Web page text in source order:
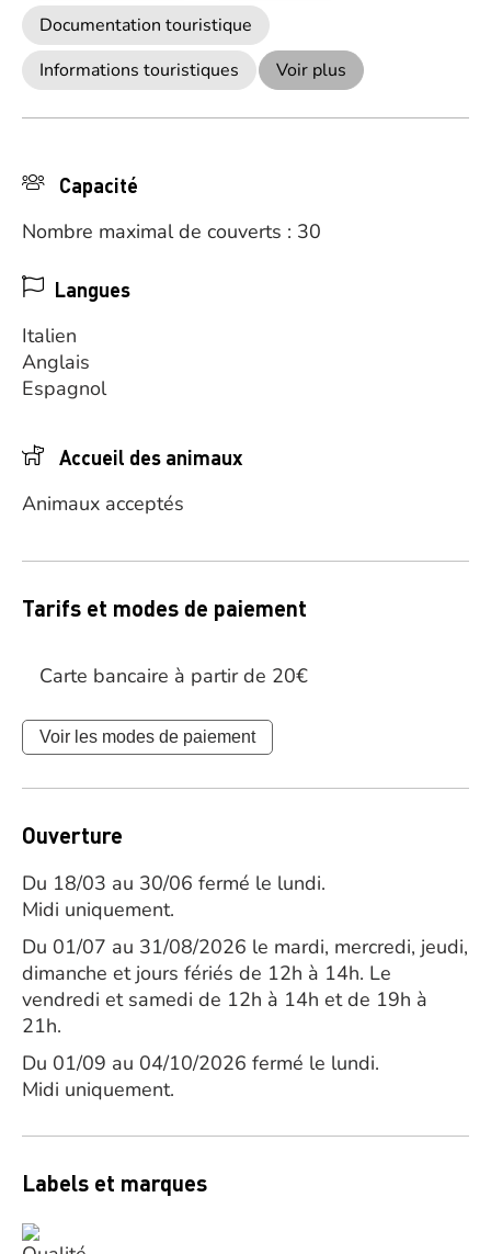
Documentation touristique
Informations touristiques
Voir plus
Capacité
Nombre maximal de couverts : 30
Langues
Italien
Anglais
Espagnol
Accueil des animaux
Animaux acceptés
Tarifs et modes de paiement
Carte bancaire à partir de 20€
Voir les modes de paiement
Ouverture
Du 18/03 au 30/06 fermé le lundi.
Midi uniquement.
Du 01/07 au 31/08/2026 le mardi, mercredi, jeudi,
dimanche et jours fériés de 12h à 14h. Le
vendredi et samedi de 12h à 14h et de 19h à
21h.
Du 01/09 au 04/10/2026 fermé le lundi.
Midi uniquement.
Labels et marques